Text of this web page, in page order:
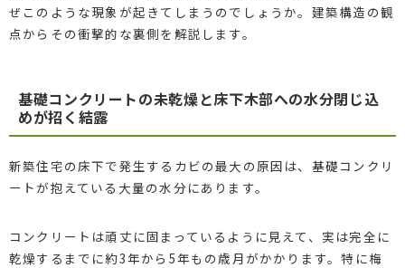
ぜこのような現象が起きてしまうのでしょうか。建築構造の観
点からその衝撃的な裏側を解説します。
基礎コンクリートの未乾燥と床下木部への水分閉じ込
めが招く結露
新築住宅の床下で発生するカビの最大の原因は、基礎コンクリ
ートが抱えている大量の水分にあります。
コンクリートは頑丈に固まっているように見えて、実は完全に
乾燥するまでに約3年から5年もの歳月がかかります。特に梅